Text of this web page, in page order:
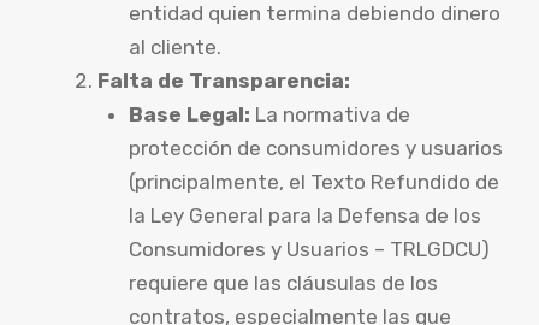
entidad quien termina debiendo dinero
al cliente.
Falta de Transparencia:
Base Legal: La normativa de
protección de consumidores y usuarios
(principalmente, el Texto Refundido de
la Ley General para la Defensa de los
Consumidores y Usuarios – TRLGDCU)
requiere que las cláusulas de los
contratos, especialmente las que